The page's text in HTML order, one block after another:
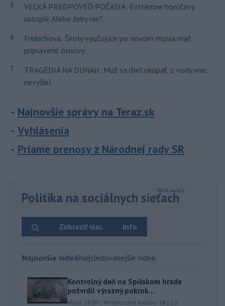
5
VEĽKÁ PREDPOVEĎ POČASIA: Extrémne horúčavy
ustúpili. Alebo žeby nie?
6
Fridrichová: Školy vyučujúce po novom musia mať
pripravené osnovy
7
TRAGÉDIA NA DUNAJI: Muž sa išiel okúpať, z vody viac
nevyšiel
Najnovšie správy na Teraz.sk
Vyhlásenia
Priame prenosy z Národnej rady SR
Politika na sociálnych sieťach
Info
Zobraziť viac
Najnovšie videáNajsledovanejšie videá
Kontrolný deň na Spišskom hrade
potvrdil výrazný pokrok...
včera 18:09 | Ministerstvo kultúry SR | 20